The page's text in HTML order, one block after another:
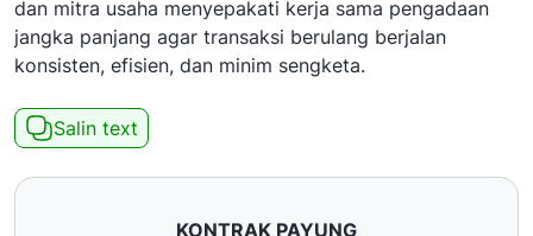
dan mitra usaha menyepakati kerja sama pengadaan
jangka panjang agar transaksi berulang berjalan
konsisten, efisien, dan minim sengketa.
Salin text
KONTRAK PAYUNG